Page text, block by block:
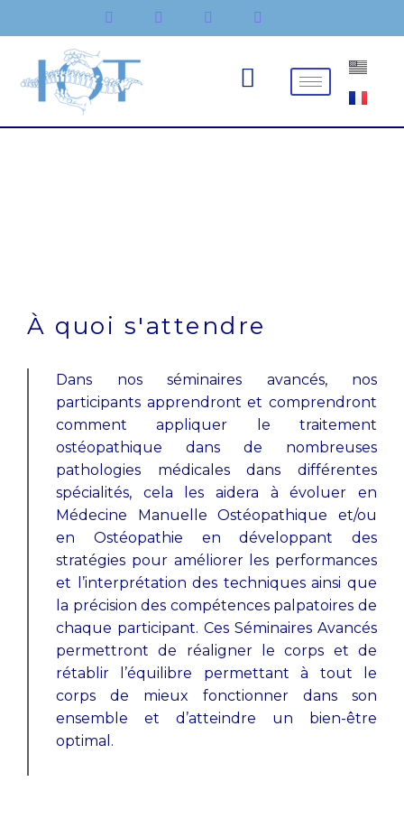
au
contenu
À quoi s'attendre
Dans nos séminaires avancés, nos
participants apprendront et comprendront
comment appliquer le traitement
ostéopathique dans de nombreuses
pathologies médicales dans différentes
spécialités, cela les aidera à évoluer en
Médecine Manuelle Ostéopathique et/ou
en Ostéopathie en développant des
stratégies pour améliorer les performances
et l’interprétation des techniques ainsi que
la précision des compétences palpatoires de
chaque participant. Ces Séminaires Avancés
permettront de réaligner le corps et de
rétablir l’équilibre permettant à tout le
corps de mieux fonctionner dans son
ensemble et d’atteindre un bien-être
optimal.